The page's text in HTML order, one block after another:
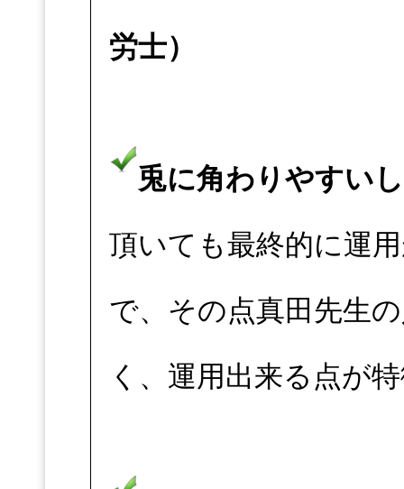
労士）
兎に角わりやすい
頂いても最終的に運
で、その点真田先生
く、運用出来る点が